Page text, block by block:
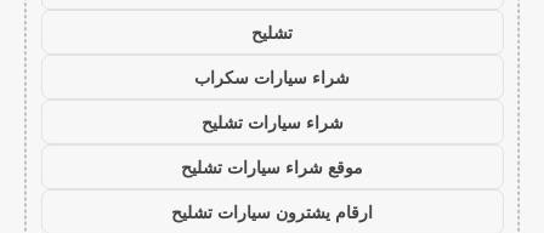
تشليح
شراء سيارات سكراب
شراء سيارات تشليح
موقع شراء سيارات تشليح
ارقام يشترون سيارات تشليح